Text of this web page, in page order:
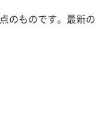
のものです。最新の